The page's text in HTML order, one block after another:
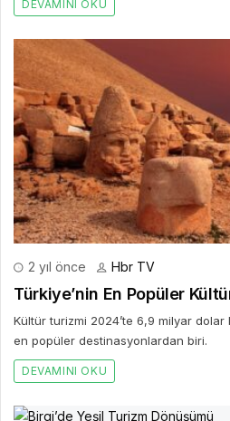
DEVAMINI OKU
2 yıl önce Hbr TV
Türkiye’nin En Popüler
Kültür turizmi 2024’te 6,9 milyar dolar
en popüler destinasyonlardan biri.
DEVAMINI OKU